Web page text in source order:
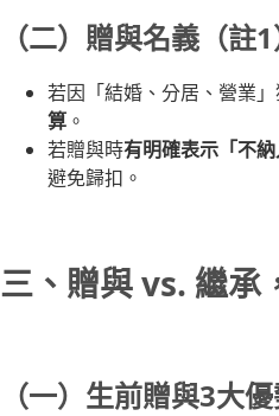
（二）贈與名義（註1
若因「結婚、分居、營業」
算 。
若贈與時有明確表示「不
避免歸扣。
三、贈與 vs. 繼承
（一）生前贈與3大優